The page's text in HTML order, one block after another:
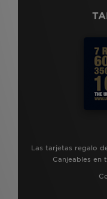
Las tarjetas regalo
Canjeables en